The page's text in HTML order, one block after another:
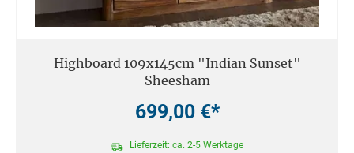
Highboard 109x145cm "Indian Sunset"
Sheesham
699,00 €*
Lieferzeit: ca. 2-5 Werktage